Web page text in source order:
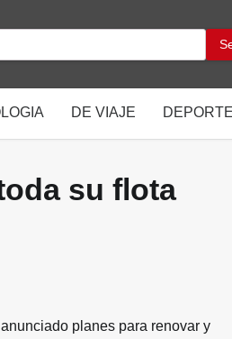
DE VIAJE
su flota
anunciado planes para renovar y